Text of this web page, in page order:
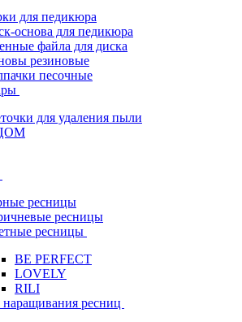
для педикюра
основа для педикюра
файла для диска
резиновые
песочные
для удаления пыли
ресницы
ресницы
ресницы
BE PERFECT
LOVELY
RILI
ресниц